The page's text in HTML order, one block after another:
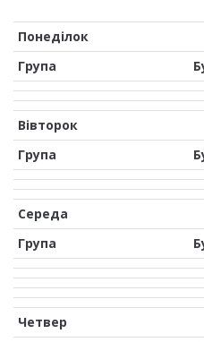
Понеділок
Група
Вівторок
Група
Середа
Група
Четвер